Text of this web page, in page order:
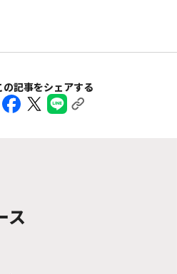
の記事をシェアする
ス